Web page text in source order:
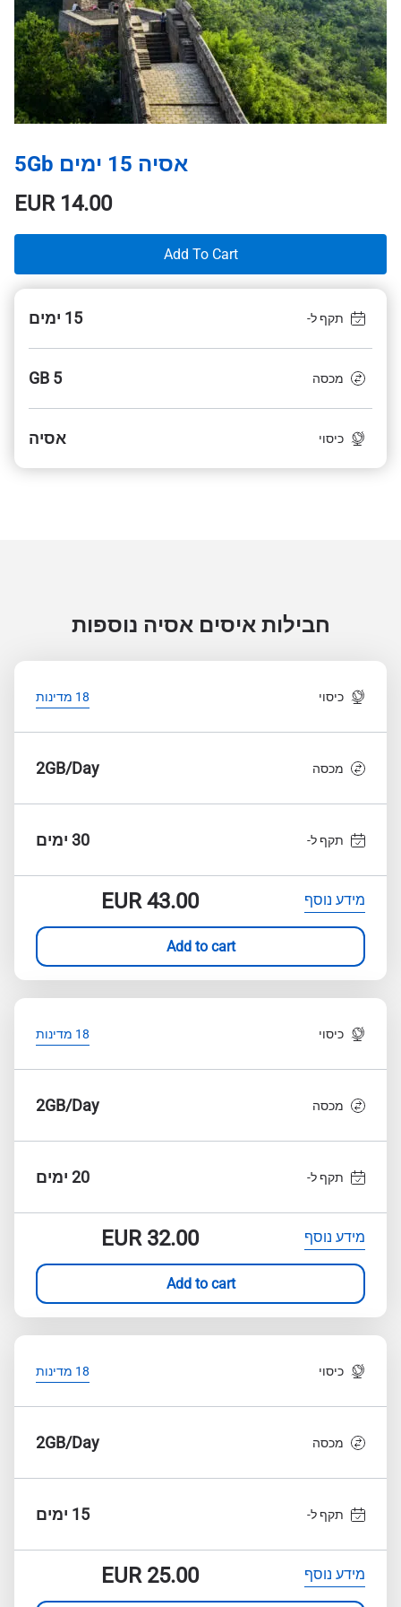
אסיה 15 ימים 5Gb
EUR14.00
Add To Cart
תקף ל- 15 ימים
מכסה 5 GB
כיסוי אסיה
חבילות איסים אסיה נוספות
כיסוי 18 מדינות
מכסה 2GB/Day
תקף ל- 30 ימים
מידע נוסף EUR43.00
Add to cart
כיסוי 18 מדינות
מכסה 2GB/Day
תקף ל- 20 ימים
מידע נוסף EUR32.00
Add to cart
כיסוי 18 מדינות
מכסה 2GB/Day
תקף ל- 15 ימים
מידע נוסף EUR25.00